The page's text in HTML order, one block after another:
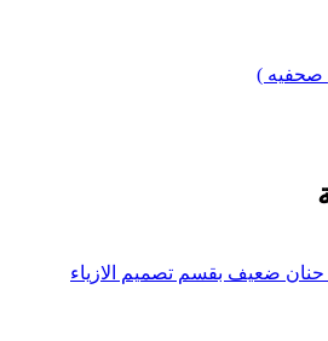
صحفيه )
/ حنان ضعيف بقسم تصميم الازياء